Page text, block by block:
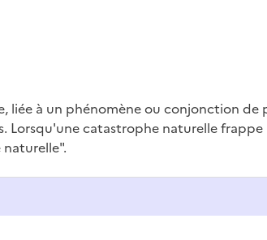
liée à un phénomène ou conjonction de
Lorsqu'une catastrophe naturelle